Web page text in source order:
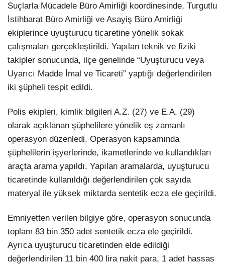
Suçlarla Mücadele Büro Amirliği koordinesinde, Turgutlu
İstihbarat Büro Amirliği ve Asayiş Büro Amirliği
ekiplerince uyuşturucu ticaretine yönelik sokak
çalışmaları gerçekleştirildi. Yapılan teknik ve fiziki
takipler sonucunda, ilçe genelinde “Uyuşturucu veya
Uyarıcı Madde İmal ve Ticareti” yaptığı değerlendirilen
iki şüpheli tespit edildi.
Polis ekipleri, kimlik bilgileri A.Z. (27) ve E.A. (29)
olarak açıklanan şüphelilere yönelik eş zamanlı
operasyon düzenledi. Operasyon kapsamında
şüphelilerin işyerlerinde, ikametlerinde ve kullandıkları
araçta arama yapıldı. Yapılan aramalarda, uyuşturucu
ticaretinde kullanıldığı değerlendirilen çok sayıda
materyal ile yüksek miktarda sentetik ecza ele geçirildi.
Emniyetten verilen bilgiye göre, operasyon sonucunda
toplam 83 bin 350 adet sentetik ecza ele geçirildi.
Ayrıca uyuşturucu ticaretinden elde edildiği
değerlendirilen 11 bin 400 lira nakit para, 1 adet hassas